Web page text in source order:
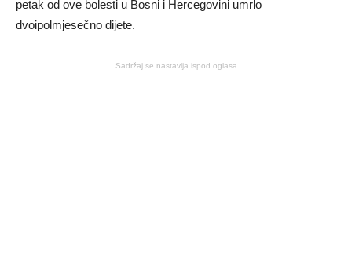
petak od ove bolesti u Bosni i Hercegovini umrlo
dvoipolmjesečno dijete.
Sadržaj se nastavlja ispod oglasa